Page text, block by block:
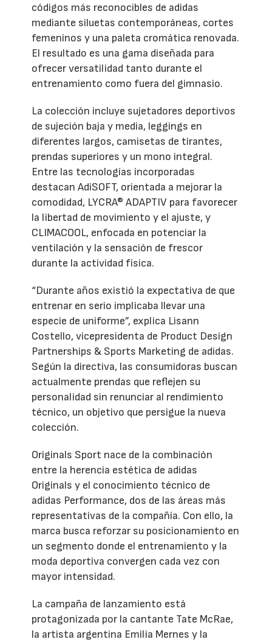
códigos más reconocibles de adidas
mediante siluetas contemporáneas, cortes
femeninos y una paleta cromática renovada.
El resultado es una gama diseñada para
ofrecer versatilidad tanto durante el
entrenamiento como fuera del gimnasio.
La colección incluye sujetadores deportivos
de sujeción baja y media, leggings en
diferentes largos, camisetas de tirantes,
prendas superiores y un mono integral.
Entre las tecnologías incorporadas
destacan AdiSOFT, orientada a mejorar la
comodidad, LYCRA® ADAPTIV para favorecer
la libertad de movimiento y el ajuste, y
CLIMACOOL, enfocada en potenciar la
ventilación y la sensación de frescor
durante la actividad física.
“Durante años existió la expectativa de que
entrenar en serio implicaba llevar una
especie de uniforme”, explica Lisann
Costello, vicepresidenta de Product Design
Partnerships & Sports Marketing de adidas.
Según la directiva, las consumidoras buscan
actualmente prendas que reflejen su
personalidad sin renunciar al rendimiento
técnico, un objetivo que persigue la nueva
colección.
Originals Sport nace de la combinación
entre la herencia estética de adidas
Originals y el conocimiento técnico de
adidas Performance, dos de las áreas más
representativas de la compañía. Con ello, la
marca busca reforzar su posicionamiento en
un segmento donde el entrenamiento y la
moda deportiva convergen cada vez con
mayor intensidad.
La campaña de lanzamiento está
protagonizada por la cantante Tate McRae,
la artista argentina Emilia Mernes y la